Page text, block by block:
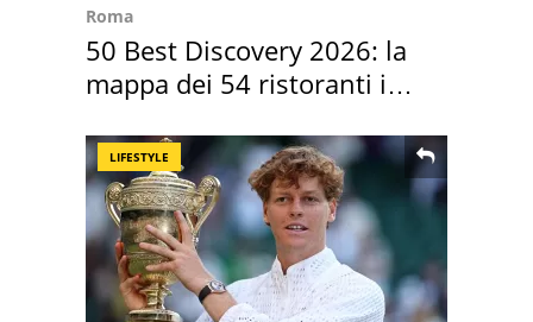
Roma
50 Best Discovery 2026: la
mappa dei 54 ristoranti in
LIFESTYLE